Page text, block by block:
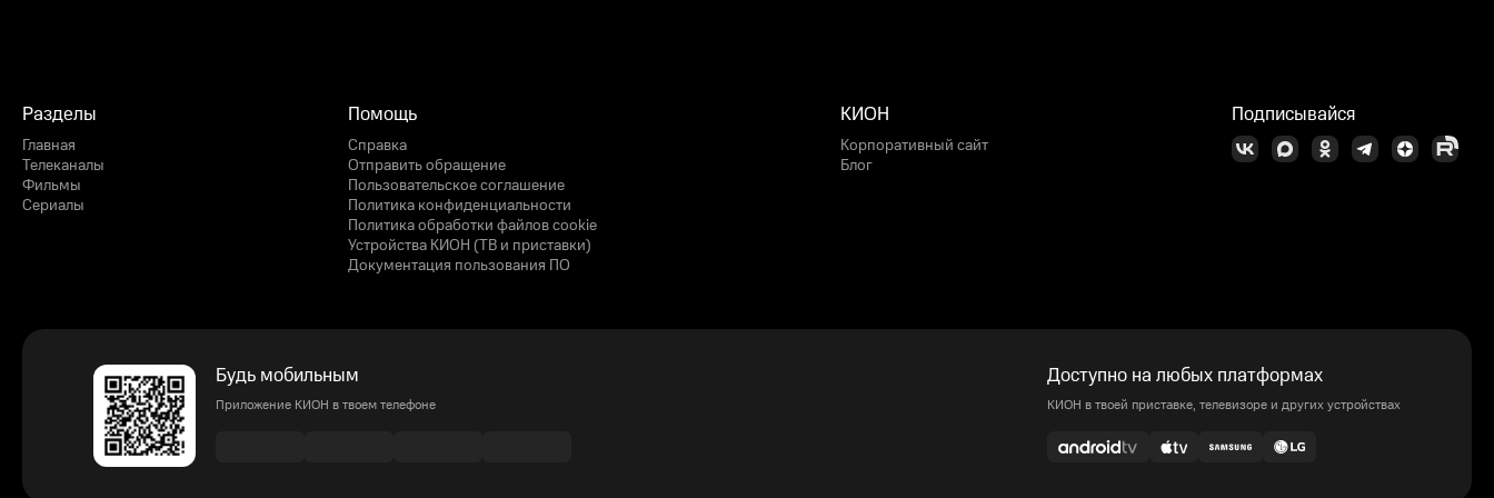
Разделы
Главная
Телеканалы
Фильмы
Сериалы
Помощь
Справка
Отправить обращение
Пользовательское соглашение
Политика конфиденциальности
Политика обработки файлов cookie
Устройства КИОН (ТВ и приставки)
Документация пользования ПО
КИОН
Корпоративный сайт
Блог
Подписывайся
Будь мобильным
Приложение КИОН в твоем телефоне
Доступно на любых платформах
КИОН в твоей приставке, телевизоре и других устройствах